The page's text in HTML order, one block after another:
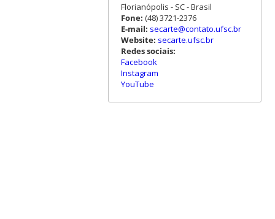
Florianópolis - SC - Brasil
Fone: (48) 3721-2376
E-mail: secarte@contato.ufsc.br
Website: secarte.ufsc.br
Redes sociais:
Facebook
Instagram
YouTube